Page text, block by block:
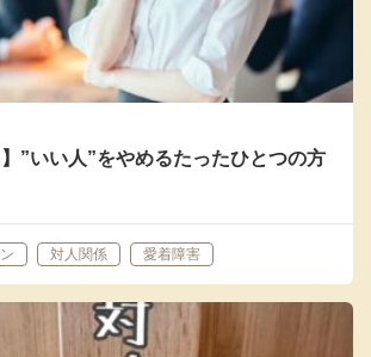
】”いい人”をやめるたったひとつの方
対人関係 愛着障害